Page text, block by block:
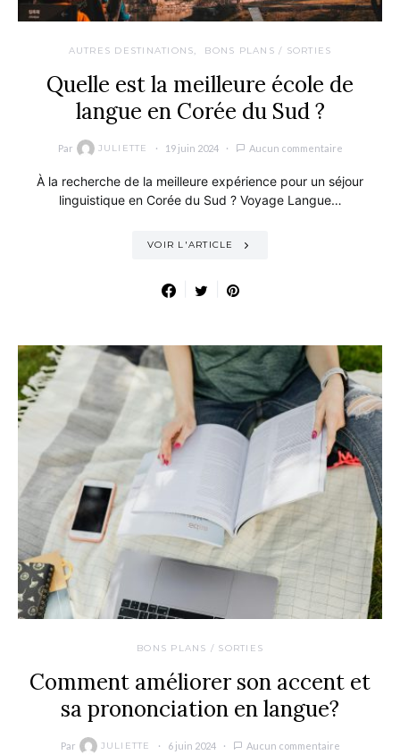
AUTRES DESTINATIONS BONS PLANS / SORTIES
Quelle est la meilleure école de
langue en Corée du Sud ?
Par JULIETTE 19 juin 2024 Aucun commentaire
À la recherche de la meilleure expérience pour un séjour
linguistique en Corée du Sud ? Voyage Langue…
VOIR L'ARTICLE
BONS PLANS / SORTIES
Comment améliorer son accent et
sa prononciation en langue?
Par JULIETTE 6 juin 2024 Aucun commentaire